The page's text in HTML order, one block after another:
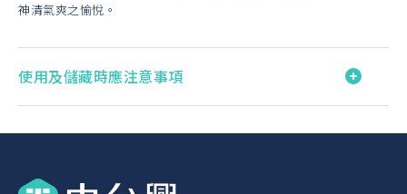
神清氣爽之愉悅。
使用及儲藏時應注意事項